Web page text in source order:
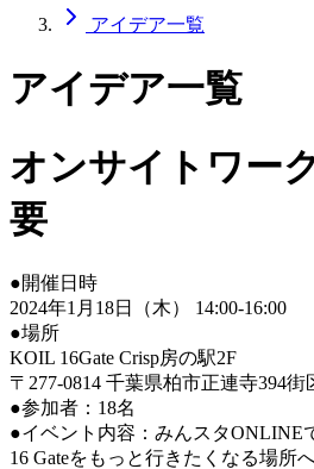
アイデア一覧
アイデア一覧
オンサイトワー
要
●開催日時
2024年1月18日（木） 14:00-16:00
●場所
KOIL 16Gate Crisp房の駅2F
〒277-0814 千葉県柏市正連寺394街
●参加者：18名
●イベント内容：みんスタONLINE
16 Gateをもっと行きたくなる場所